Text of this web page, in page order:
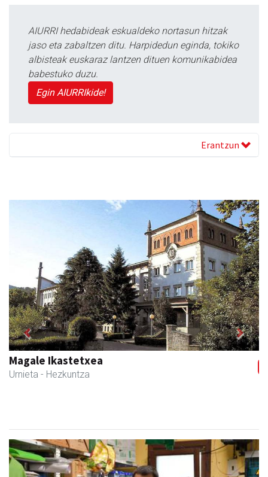
AIURRI hedabideak eskualdeko nortasun hitzak
jaso eta zabaltzen ditu. Harpidedun eginda, tokiko
albisteak euskaraz lantzen dituen komunikabidea
babestuko duzu.
Egin AIURRIkide!
Erantzun
Magale Ikastetxea
Urnieta - Hezkuntza
Previous Next